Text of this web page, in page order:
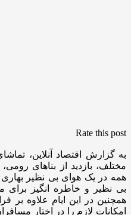
Rate this post
به گزارش اقتصاد آنلاین،
مختلف، بازدید از بناهای
بی نظیر و خاطره انگیز برای
همچنین در این ایام علاوه بر
امکانات لازم را در اختار